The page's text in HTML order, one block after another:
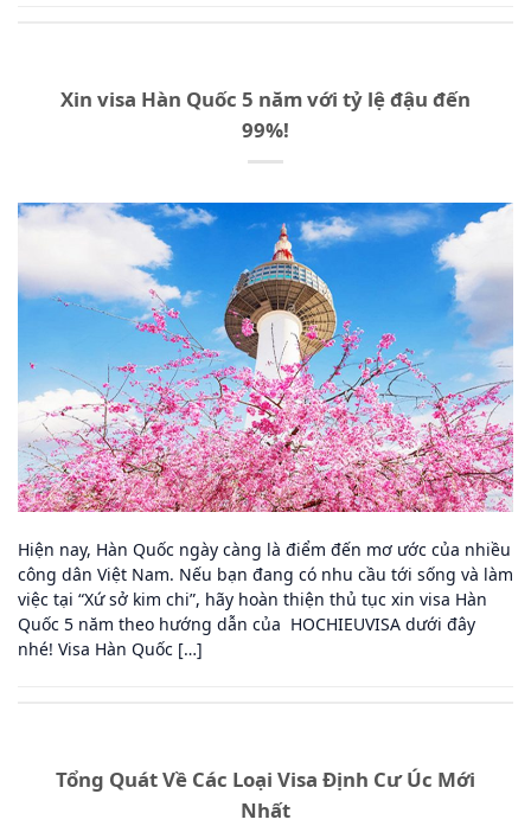
Xin visa Hàn Quốc 5 năm với tỷ lệ đậu đến
99%!
Hiện nay, Hàn Quốc ngày càng là điểm đến mơ ước của nhiều
công dân Việt Nam. Nếu bạn đang có nhu cầu tới sống và làm
việc tại “Xứ sở kim chi”, hãy hoàn thiện thủ tục xin visa Hàn
Quốc 5 năm theo hướng dẫn của HOCHIEUVISA dưới đây
nhé! Visa Hàn Quốc […]
Tổng Quát Về Các Loại Visa Định Cư Úc Mới
Nhất